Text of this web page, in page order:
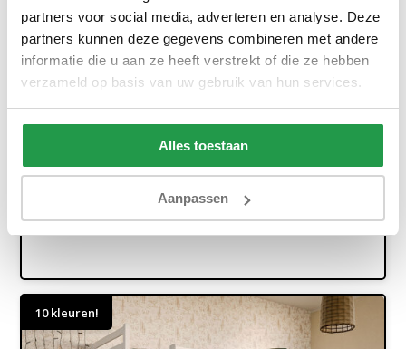
partners voor social media, adverteren en analyse. Deze
partners kunnen deze gegevens combineren met andere
informatie die u aan ze heeft verstrekt of die ze hebben
verzameld op basis van uw gebruik van hun services.
Alles toestaan
Aanpassen
Stapelbed met Lade Mira
719,- 499,-
10 kleuren!